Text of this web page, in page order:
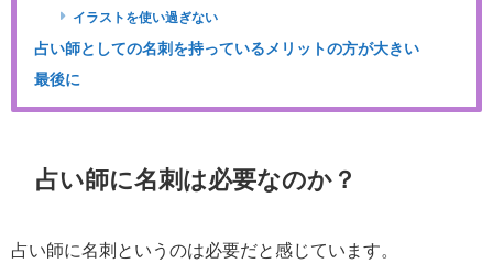
イラストを使い過ぎない
占い師としての名刺を持っているメリットの方が大きい
最後に
占い師に名刺は必要なのか？
占い師に名刺というのは必要だと感じています。